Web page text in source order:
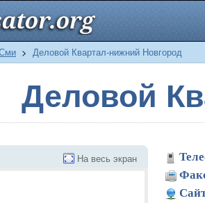
> Деловой Квартал-нижний Новгород
Деловой
На весь экран